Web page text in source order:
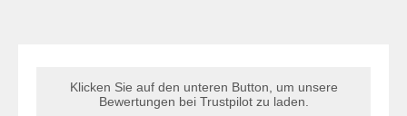
Klicken Sie auf den unteren Button, um unsere
Bewertungen bei Trustpilot zu laden.